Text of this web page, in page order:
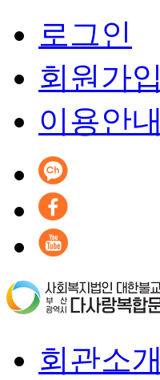
로그인
회원가입
이용안내
회관소개